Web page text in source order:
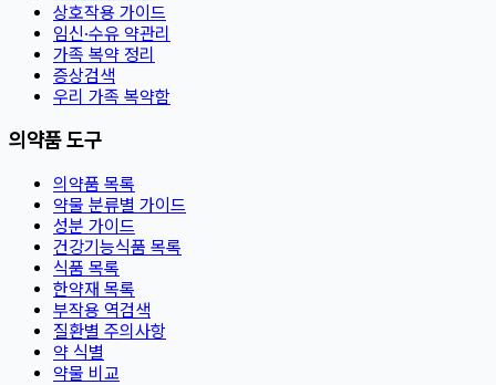
상호작용 가이드
임신·수유 약관리
가족 복약 정리
증상검색
우리 가족 복약함
의약품 도구
의약품 목록
약물 분류별 가이드
성분 가이드
건강기능식품 목록
식품 목록
한약재 목록
부작용 역검색
질환별 주의사항
약 식별
약물 비교